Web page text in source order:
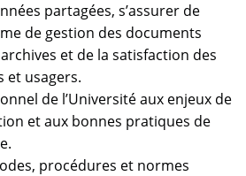
partagées, s’assurer de
de gestion des documents
et de la satisfaction des
et usagers.
de l’Université aux enjeux de
et aux bonnes pratiques de
procédures et normes